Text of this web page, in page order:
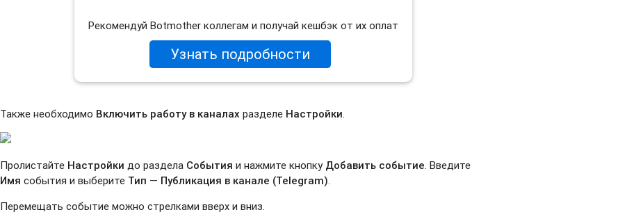
Рекомендуй Botmother коллегам и получай кешбэк от их оплат
Узнать подробности
Также необходимо Включить работу в каналах разделе Настройки
Пролистайте Настройки до раздела События и нажмите кнопку Добавить событие . Введите
Имя события и выберите Тип — Публикация в канале (Telegram)
Перемещать событие можно стрелками вверх и вниз.